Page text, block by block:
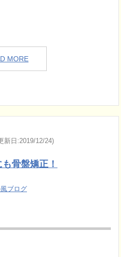
MORE
新日:2019/12/24)
骨盤矯正！
ブログ